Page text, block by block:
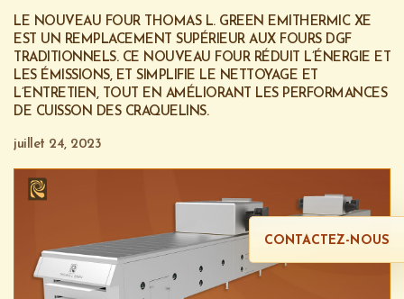
LE NOUVEAU FOUR THOMAS L. GREEN EMITHERMIC XE
EST UN REMPLACEMENT SUPÉRIEUR AUX FOURS DGF
TRADITIONNELS. CE NOUVEAU FOUR RÉDUIT L’ÉNERGIE ET
LES ÉMISSIONS, ET SIMPLIFIE LE NETTOYAGE ET
L’ENTRETIEN, TOUT EN AMÉLIORANT LES PERFORMANCES
DE CUISSON DES CRAQUELINS.
juillet 24, 2023
CONTACTEZ-NOUS